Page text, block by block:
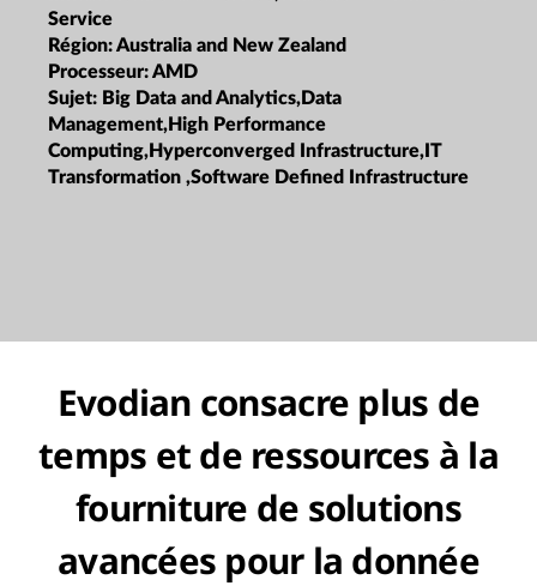
Service
Région:Australia and New Zealand
Processeur:AMD
Sujet: Big Data and Analytics,Data
Management,High Performance
Computing,Hyperconverged Infrastructure,IT
Transformation ,Software Defined Infrastructure
Evodian consacre plus de
temps et de ressources à la
fourniture de solutions
avancées pour la donnée